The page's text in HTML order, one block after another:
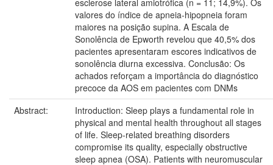
valores do índice de apneia-hipopneia foram
maiores na posição supina. A Escala de
Sonolência de Epworth revelou que 40,5% dos
pacientes apresentaram escores indicativos de
sonolência diurna excessiva. Conclusão: Os
achados reforçam a importância do diagnóstico
precoce da AOS em pacientes com DNMs
Abstract:
Introduction: Sleep plays a fundamental role in
physical and mental health throughout all stages
of life. Sleep-related breathing disorders
compromise its quality, especially obstructive
sleep apnea (OSA). Patients with neuromuscular